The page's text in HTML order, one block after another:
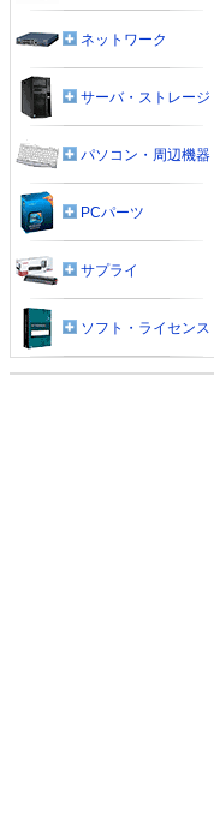
ネットワーク
サーバ・ストレージ
パソコン・周辺機器
PCパーツ
サプライ
ソフト・ライセンス